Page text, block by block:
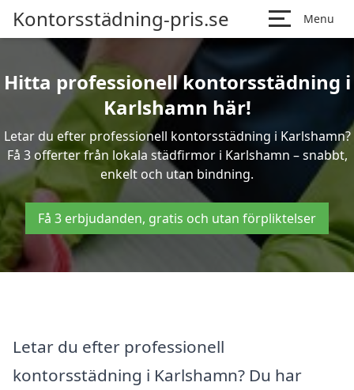
Kontorsstädning-pris.se Menu
Hitta professionell kontorsstädning i
Karlshamn här!
Letar du efter professionell kontorsstädning i Karlshamn?
Få 3 offerter från lokala städfirmor i Karlshamn – snabbt,
enkelt och utan bindning.
Få 3 erbjudanden, gratis och utan förpliktelser
Letar du efter professionell
kontorsstädning i Karlshamn? Du har